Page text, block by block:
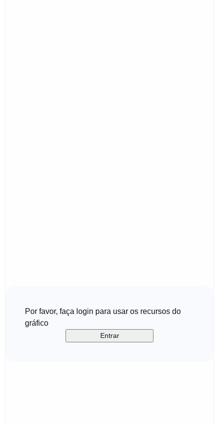
Por favor, faça login para usar os recursos do
gráfico
Entrar